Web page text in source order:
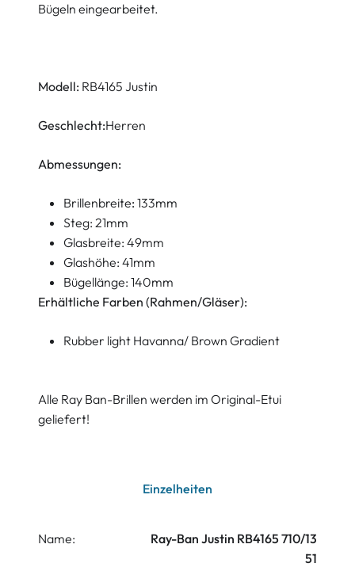
Bügeln eingearbeitet.
Modell: RB4165 Justin
Geschlecht:Herren
Abmessungen:
Brillenbreite: 133mm
Steg: 21mm
Glasbreite: 49mm
Glashöhe: 41mm
Bügellänge: 140mm
Erhältliche Farben (Rahmen/Gläser):
Rubber light Havanna/ Brown Gradient
Alle Ray Ban-Brillen werden im Original-Etui
geliefert!
Einzelheiten
Name:
Ray-Ban Justin RB4165 710/13
51